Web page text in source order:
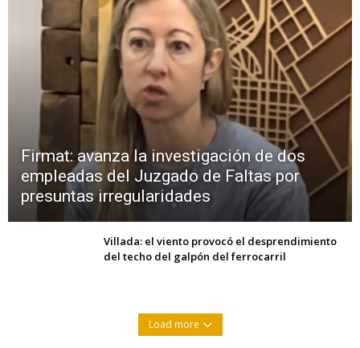
Firmat: avanza la investigación de dos
empleadas del Juzgado de Faltas por
presuntas irregularidades
Villada: el viento provocó el desprendimiento
del techo del galpón del ferrocarril
Load more